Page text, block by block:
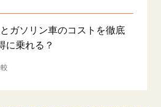
ガソリン車のコストを徹底
に乗れる？